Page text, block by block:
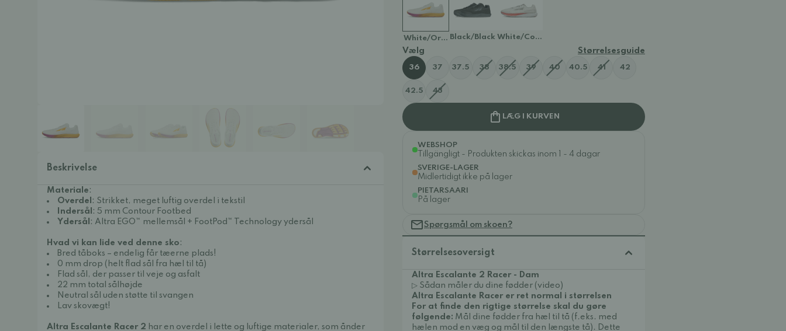
Beskrivelse
Materiale :
Overdel : Strikket, meget luftig overdel i tekstil
Indersål : 5 mm Contour Footbed
Ydersål : Altra EGO™ mellemsål + FootPod™ Technology ydersål
Hvad vi kan lide ved denne sko :
Bred tåboks – endelig får tæerne plads!
0 mm drop (helt flad sål fra hæl til tå)
Flad sål, der passer til veje og asfalt
22 mm total sålhøjde
Neutral sål uden støtte til svangen
Lav skovægt!
Altra Escalante Racer 2 har en overdel i lette og luftige materialer, som ånder
White/OrangeBlack/Black White/Coral
Vælg Størrelsesguide
36 37 37.5 38 38.5 39 40 40.5 41 42
42.5 43
LÆG I KURVEN
WEBSHOP
Tillgängligt - Produkten skickas inom 1 - 4 dagar
SVERIGE-LAGER
Midlertidigt ikke på lager
PIETARSAARI
På lager
Spørgsmål om skoen?
Størrelsesoversigt
Altra Escalante 2 Racer - Dam
▷ Sådan måler du dine fødder (video)
Altra Escalante Racer er ret normal i størrelsen
For at finde den rigtige størrelse skal du gøre
følgende: Mål dine fødder fra hæl til tå (f.eks. med
hælen mod en væg og mål til den længste tå). Dette